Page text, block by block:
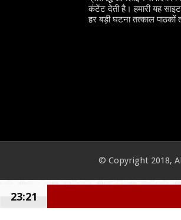
कंटेंट देती है। हमारी यह
हर बड़ी घटना तत्काल
© Copyright 2018,
23:21